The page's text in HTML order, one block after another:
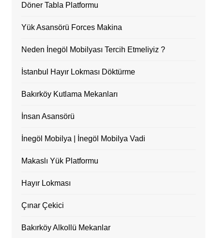
Döner Tabla Platformu
Yük Asansörü Forces Makina
Neden İnegöl Mobilyası Tercih Etmeliyiz ?
İstanbul Hayır Lokması Döktürme
Bakırköy Kutlama Mekanları
İnsan Asansörü
İnegöl Mobilya | İnegöl Mobilya Vadi
Makaslı Yük Platformu
Hayır Lokması
Çınar Çekici
Bakırköy Alkollü Mekanlar